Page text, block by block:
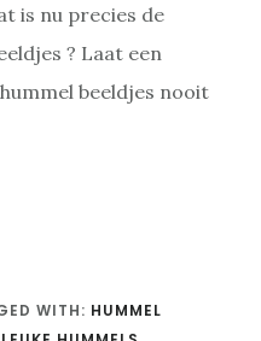
is nu precies de
? Laat een
beeldjes nooit
WITH: HUMMEL